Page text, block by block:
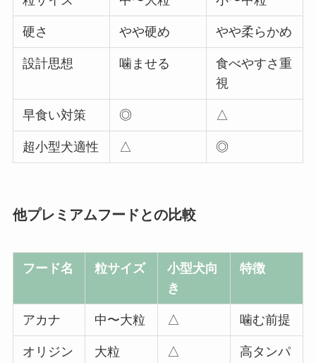
硬さ やや硬め やや柔らかめ
設計思想 噛ませる
食べやすさ重
視
早食い対策 ◎ △
超小型犬適性 △ ◎
他プレミアムフードとの比較
フード名 粒サイズ
小型犬向
き
特徴
アカナ 中〜大粒 △ 噛む前提
オリジン 大粒 △
高タンパ